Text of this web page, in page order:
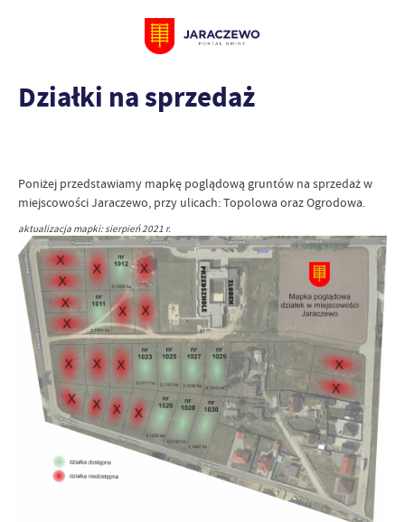
Działki na sprzedaż
Poniżej przedstawiamy mapkę poglądową gruntów na sprzedaż w
miejscowości Jaraczewo, przy ulicach: Topolowa oraz Ogrodowa.
aktualizacja mapki: sierpień 2021 r.